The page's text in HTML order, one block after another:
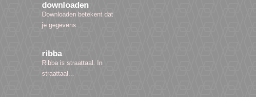
downloaden
Downloaden betekent dat
je gegevens...
ribba
Ribba is straattaal. In
straattaal...